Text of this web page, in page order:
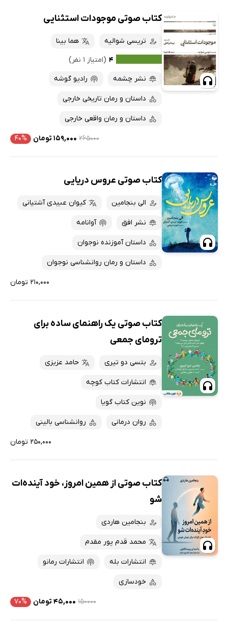
کتاب صوتی موجودات استثنایی
تریسی شوالیه
هما بینا
۴ (امتیاز ۱ نفر)
نشر چشمه
رادیو گوشه
داستان و رمان تاریخی خارجی
داستان و رمان واقعی خارجی
۲۶۵۰۰۰ ۱۵۹,۰۰۰ تومان ۴۰%
کتاب صوتی عروس دریایی
الی بنجامین کیوان عبیدی آشتیانی
نشر افق آوانامه
داستان آموزنده نوجوان
داستان و رمان روانشناسی نوجوان
۲۱۰,۰۰۰ تومان
کتاب صوتی یک راهنمای ساده برای
ترومای جمعی
بتسی دو تیری حامد عزیزی
انتشارات کتاب کوچه
نوین کتاب گویا
روان درمانی روانشناسی بالینی
۲۵۰,۰۰۰ تومان
کتاب صوتی از همین امروز، خود آینده‌ات
شو
بنجامین هاردی
محمد قدم پور مقدم
انتشارات بله انتشارات رمانو
خودسازی
۱۵۰۰۰۰ ۴۵,۰۰۰ تومان ۷۰%